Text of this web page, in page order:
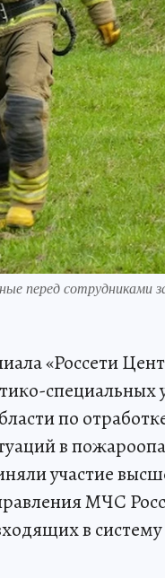
перед
«Россети
специальных
по
в
участие
МЧС
в